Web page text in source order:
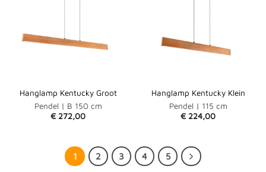
Hanglamp Kentucky Groot
Pendel | B 150 cm
€ 272,00
Hanglamp Kentucky Klein
Pendel | 115 cm
€ 224,00
1 2 3 4 5